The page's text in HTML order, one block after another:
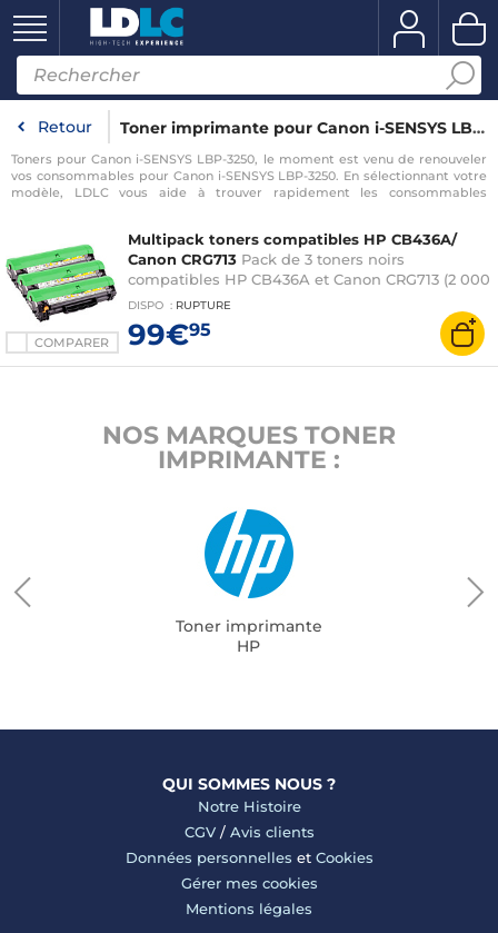
Retour Toner imprimante pour Canon i-SENSYS LBP-3250
Toners pour Canon i-SENSYS LBP-3250, le moment est venu de renouveler
vos consommables pour Canon i-SENSYS LBP-3250. En sélectionnant votre
modèle, LDLC vous aide à trouver rapidement les consommables
COMPARER
Multipack toners compatibles HP CB436A/
Canon CRG713 Pack de 3 toners noirs
compatibles HP CB436A et Canon CRG713 (2 000
pages à 5%)
DISPO : RUPTURE
99€95
NOS MARQUES TONER
IMPRIMANTE :
Toner imprimante
HP
QUI SOMMES NOUS ?
Notre Histoire
CGV/ Avis clients
Données personnelles et Cookies
Gérer mes cookies
Mentions légales